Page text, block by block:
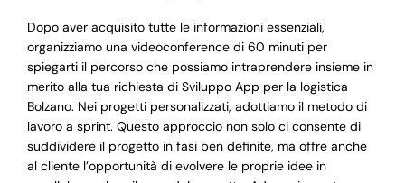
Dopo aver acquisito tutte le informazioni essenziali,
organizziamo una videoconference di 60 minuti per
spiegarti il percorso che possiamo intraprendere insieme in
merito alla tua richiesta di Sviluppo App per la logistica
Bolzano. Nei progetti personalizzati, adottiamo il metodo di
lavoro a sprint. Questo approccio non solo ci consente di
suddividere il progetto in fasi ben definite, ma offre anche
al cliente l’opportunità di evolvere le proprie idee in